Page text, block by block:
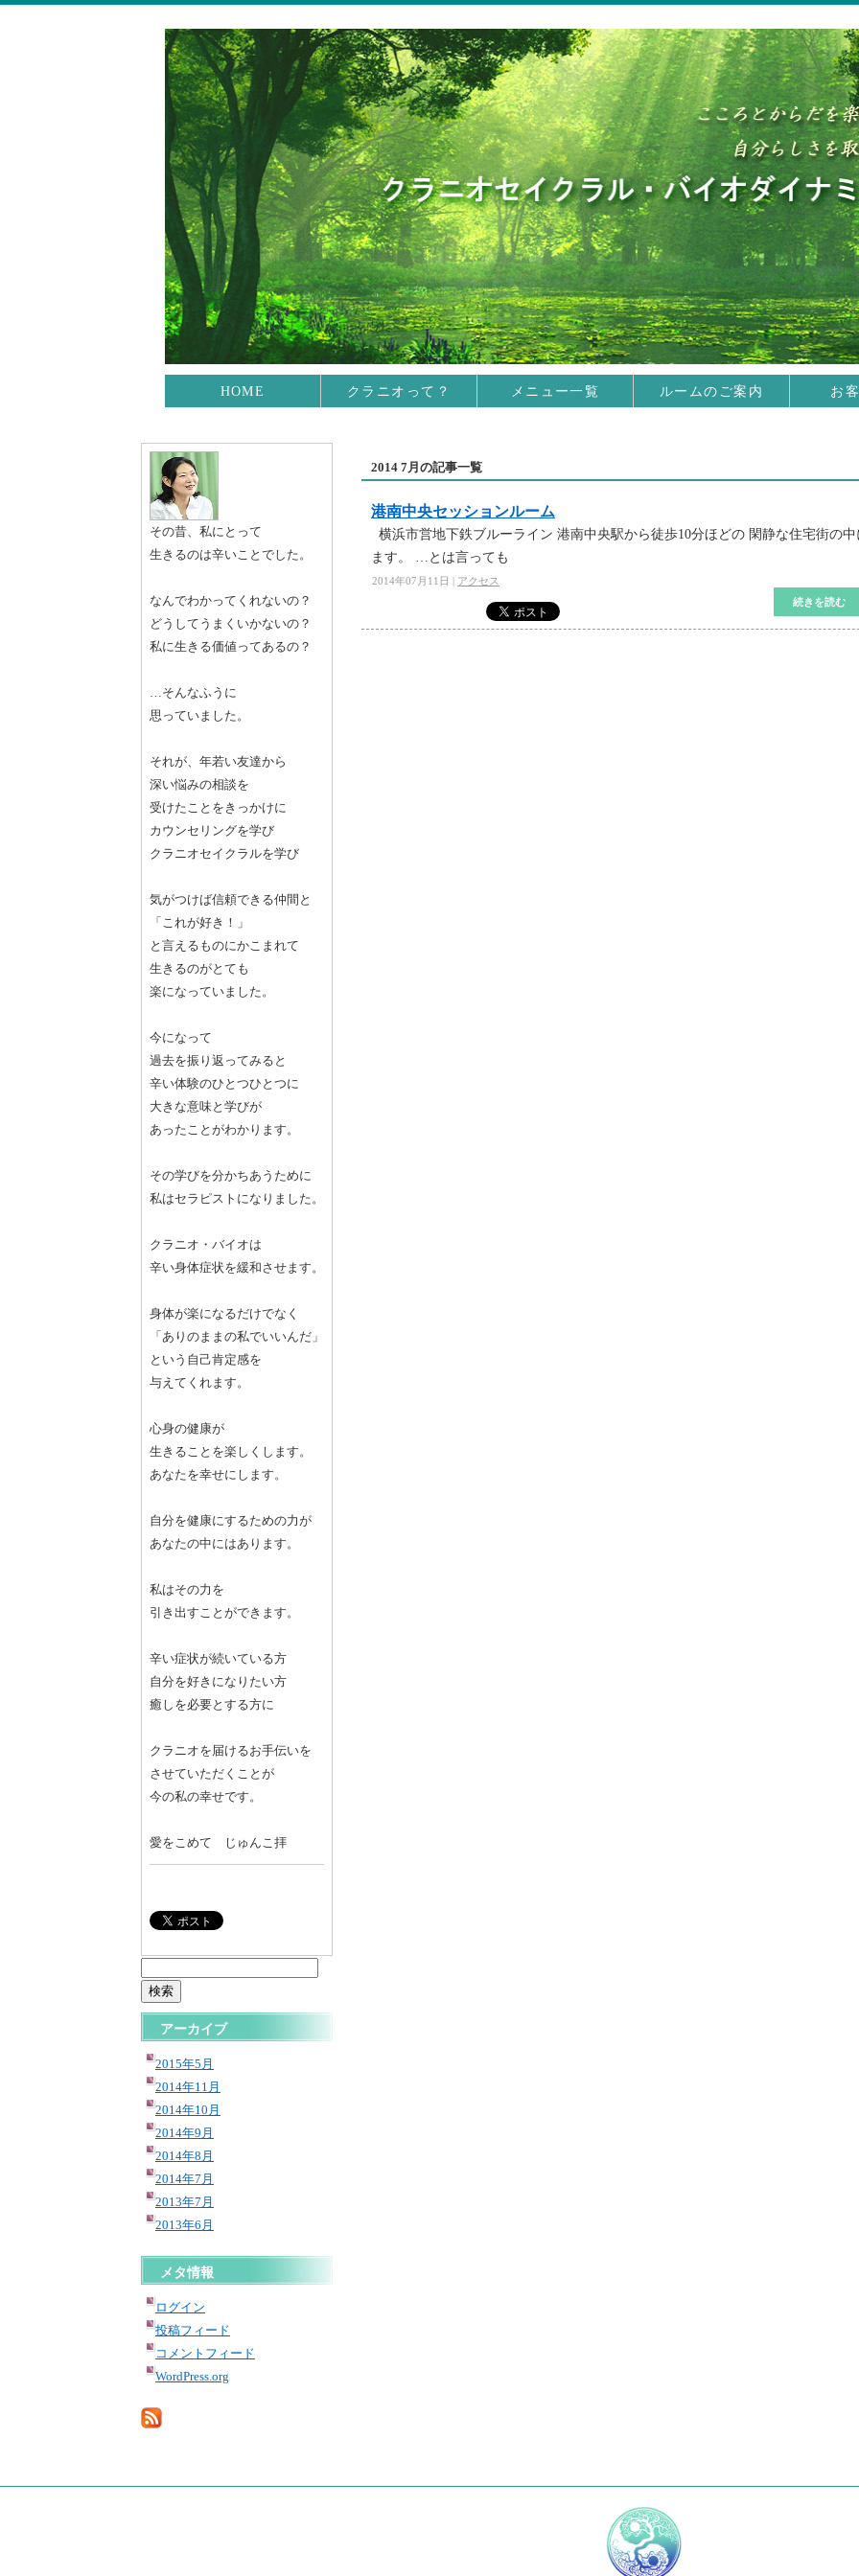
HOME クラニオって？ メニュー一覧 ルームのご案内 お
2014 7月の記事一覧
港南中央セッションルーム
横浜市営地下鉄ブルーライン 港南中央駅から徒歩10分ほどの 閑静な住宅街の
ます。 …とは言っても
2014年07月11日 | アクセス
続きを読む
その昔、私にとって
生きるのは辛いことでした。
なんでわかってくれないの？
どうしてうまくいかないの？
私に生きる価値ってあるの？
…そんなふうに
思っていました。
それが、年若い友達から
深い悩みの相談を
受けたことをきっかけに
カウンセリングを学び
クラニオセイクラルを学び
気がつけば信頼できる仲間と
「これが好き！」
と言えるものにかこまれて
生きるのがとても
楽になっていました。
今になって
過去を振り返ってみると
辛い体験のひとつひとつに
大きな意味と学びが
あったことがわかります。
その学びを分かちあうために
私はセラピストになりました。
クラニオ・バイオは
辛い身体症状を緩和させます。
身体が楽になるだけでなく
「ありのままの私でいいんだ」
という自己肯定感を
与えてくれます。
心身の健康が
生きることを楽しくします。
あなたを幸せにします。
自分を健康にするための力が
あなたの中にはあります。
私はその力を
引き出すことができます。
辛い症状が続いている方
自分を好きになりたい方
癒しを必要とする方に
クラニオを届けるお手伝いを
させていただくことが
今の私の幸せです。
愛をこめて じゅんこ拝
索:
アーカイブ
2015年5月
2014年11月
2014年10月
2014年9月
2014年8月
2014年7月
2013年7月
2013年6月
メタ情報
ログイン
投稿フィード
コメントフィード
WordPress.org